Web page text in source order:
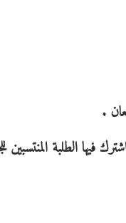
.
الطلبة المنتسبين